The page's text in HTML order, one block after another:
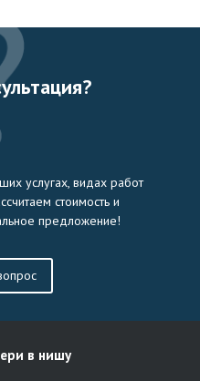
услугах, видах работ
стоимость и
предложение!
в нишу